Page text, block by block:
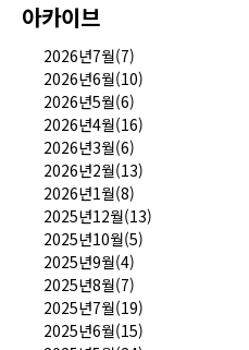
아카이브
2026년7월(7)
2026년6월(10)
2026년5월(6)
2026년4월(16)
2026년3월(6)
2026년2월(13)
2026년1월(8)
2025년12월(13)
2025년10월(5)
2025년9월(4)
2025년8월(7)
2025년7월(19)
2025년6월(15)